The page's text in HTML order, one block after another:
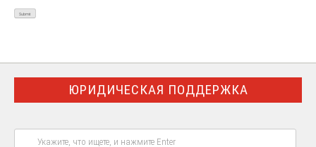
ЮРИДИЧЕСКАЯ ПОДДЕРЖКА